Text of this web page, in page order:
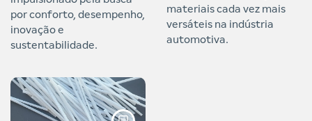
por conforto, desempenho,
inovação e
sustentabilidade.
materiais cada vez mais
versáteis na indústria
automotiva.